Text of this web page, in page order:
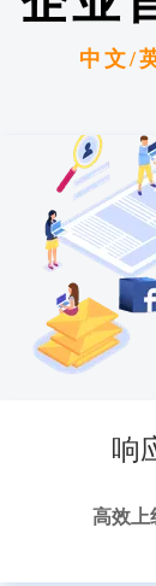
中文/
响
高效上